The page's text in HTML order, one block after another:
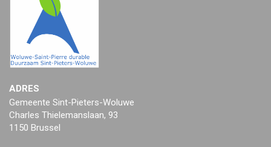
ADRES
Gemeente Sint-Pieters-Woluwe
Charles Thielemanslaan, 93
1150 Brussel